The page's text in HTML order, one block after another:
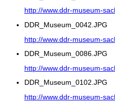
http://www.ddr-museum-
DDR_Museum_0042.JPG
http://www.ddr-museum-
DDR_Museum_0086.JPG
http://www.ddr-museum-
DDR_Museum_0102.JPG
http://www.ddr-museum-